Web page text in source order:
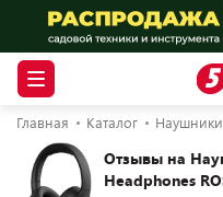
Главная Каталог Наушники
Отзывы на
Headphones